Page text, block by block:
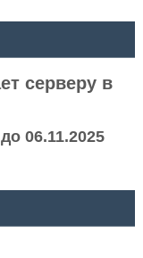
серверу в
06.11.2025